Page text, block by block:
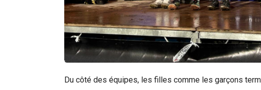
Du côté des équipes, les filles comme les garçons